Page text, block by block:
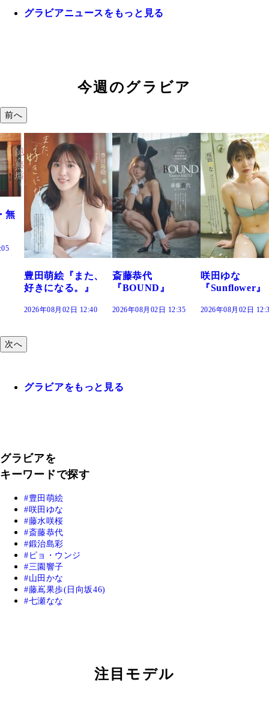
グラビアニュースをもっと見る
今週のグラビア
前へ
斎藤恭代
『BOUND』
2026年08月02日 12:35
咲田ゆな
『Sunflower』
2026年08月02日 12:30
藤水咲桜『花
だまり』
2026年08月02日
次へ
グラビアをもっと見る
グラビアを
キーワードで探す
豊田萌絵
咲田ゆな
藤水咲桜
斎藤恭代
鍛治島彩
ピョ・ウンジ
三園響子
山田かな
藤嶌果歩(日向坂46)
七瀬なな
注目モデル